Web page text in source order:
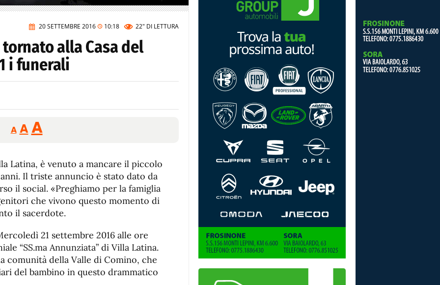
20 SETTEMBRE 2016 10:18 22" DI LETTURA
alla Casa del
i funerali
A
Reducir
tamaño
A Restablecer
tamaño
de
fuente
AAumentar
de
fuente.
Latina, è venuto a mancare il piccolo
Il triste annuncio è stato dato da
il social. «Preghiamo per la famiglia
che vivono questo momento di
il sacerdote.
21 settembre 2016 alle ore
“SS.ma Annunziata” di Villa Latina.
comunità della Valle di Comino, che
del bambino in questo drammatico